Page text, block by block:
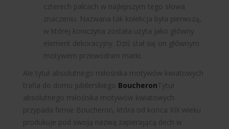
czterech palcach w najlepszym tego słowa
znaczeniu. Nazwana tak kolekcja była pierwszą,
w której koniczyna została użyta jako główny
element dekoracyjny. Dziś stał się on głównym
motywem przewodnim marki.
Ale tytuł absolutnego miłośnika motywów kwiatowych
trafia do domu jubilerskiego BoucheronTytuł
absolutnego miłośnika motywów kwiatowych
przypada firmie Boucheron, która od końca XIX wieku
produkuje pod swoją nazwą zapierającą dech w